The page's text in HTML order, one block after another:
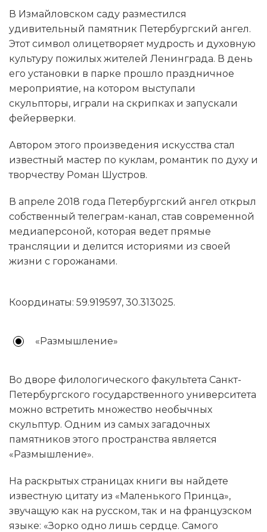
В Измайловском саду разместился
удивительный памятник Петербургский ангел.
Этот символ олицетворяет мудрость и духовную
культуру пожилых жителей Ленинграда. В день
его установки в парке прошло праздничное
мероприятие, на котором выступали
скульпторы, играли на скрипках и запускали
фейерверки.
Автором этого произведения искусства стал
известный мастер по куклам, романтик по духу и
творчеству Роман Шустров.
В апреле 2018 года Петербургский ангел открыл
собственный телеграм-канал, став современной
медиаперсоной, которая ведет прямые
трансляции и делится историями из своей
жизни с горожанами.
Координаты: 59.919597, 30.313025.
«Размышление»
Во дворе филологического факультета Санкт-
Петербургского государственного университета
можно встретить множество необычных
скульптур. Одним из самых загадочных
памятников этого пространства является
«Размышление».
На раскрытых страницах книги вы найдете
известную цитату из «Маленького Принца»,
звучащую как на русском, так и на французском
языке: «Зорко одно лишь сердце. Самого